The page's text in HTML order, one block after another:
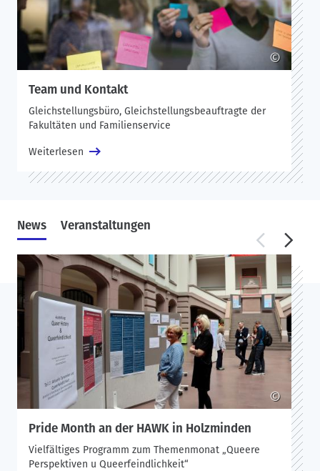
©
Team und Kontakt
Gleichstellungsbüro, Gleichstellungsbeauftragte der
Fakultäten und Familienservice
Weiterlesen
News Veranstaltungen
©
Pride Month an der HAWK in Holzminden
Vielfältiges Programm zum Themenmonat „Queere
Perspektiven u Queerfeindlichkeit“